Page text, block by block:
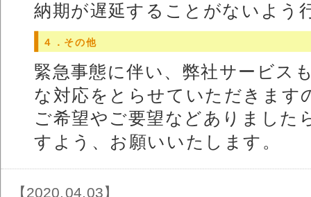
納期が遅延することがないよう
４．その他
緊急事態に伴い、弊社サービス
な対応をとらせていただきます
ご希望やご要望などありました
すよう、お願いいたします。
【2020.04.03】